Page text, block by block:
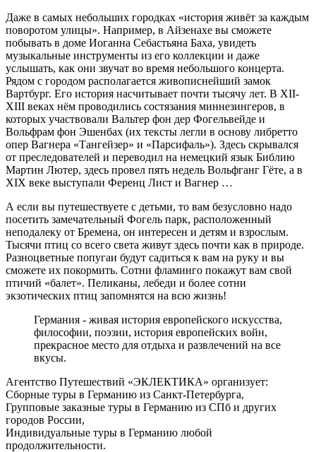
Даже в самых небольших городках «история живёт за каждым
поворотом улицы». Например, в Айзенахе вы сможете
побывать в доме Иоганна Себастьяна Баха, увидеть
музыкальные инструменты из его коллекции и даже
услышать, как они звучат во время небольшого концерта.
Рядом с городом располагается живописнейший замок
Вартбург. Его история насчитывает почти тысячу лет. В XII-
XIII веках нём проводились состязания миннезингеров, в
которых участвовали Вальтер фон дер Фогельвейде и
Вольфрам фон Эшенбах (их тексты легли в основу либретто
опер Вагнера «Тангейзер» и «Парсифаль»). Здесь скрывался
от преследователей и переводил на немецкий язык Библию
Мартин Лютер, здесь провел пять недель Вольфганг Гёте, а в
XIX веке выступали Ференц Лист и Вагнер …
А если вы путешествуете с детьми, то вам безусловно надо
посетить замечательный Фогель парк, расположенный
неподалеку от Бремена, он интересен и детям и взрослым.
Тысячи птиц со всего света живут здесь почти как в природе.
Разноцветные попугаи будут садиться к вам на руку и вы
сможете их покормить. Сотни фламинго покажут вам свой
птичий «балет». Пеликаны, лебеди и более сотни
экзотических птиц запомнятся на всю жизнь!
Германия - живая история европейского искусства,
философии, поэзии, история европейских войн,
прекрасное место для отдыха и развлечений на все
вкусы.
Агентство Путешествий «ЭКЛЕКТИКА» организует:
Сборные туры в Германию из Санкт-Петербурга,
Групповые заказные туры в Германию из СПб и других
городов России,
Индивидуальные туры в Германию любой
продолжительности.